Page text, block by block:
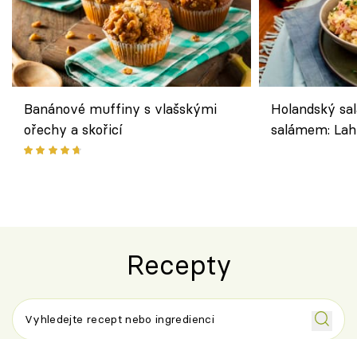
Banánové muffiny s vlašskými
ořechy a skořicí
Holandský
salámem:
Recepty